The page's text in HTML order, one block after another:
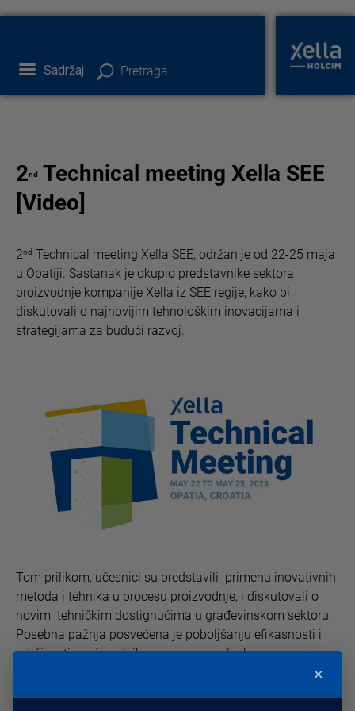
Pretraga
Sadržaj
2nd
Technical meeting Xella SEE
[Video]
2nd Technical meeting Xella SEE, održan je od 22-25 maja
u Opatiji. Sastanak je okupio predstavnike sektora
proizvodnje kompanije Xella iz SEE regije, kako bi
diskutovali o najnovijim tehnološkim inovacijama i
strategijama za budući razvoj.
Tom prilikom, učesnici su predstavili primenu inovativnih
metoda i tehnika u procesu proizvodnje, i diskutovali o
novim tehničkim dostignućima u građevinskom sektoru.
Posebna pažnja posvećena je poboljšanju efikasnosti i
održivosti proizvodnih procesa, s naglaskom na
×